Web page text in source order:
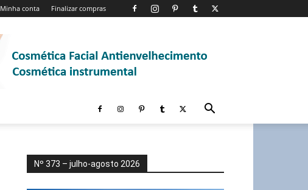
Minha conta Finalizar compras
Nº 373 – julho-agosto 2026